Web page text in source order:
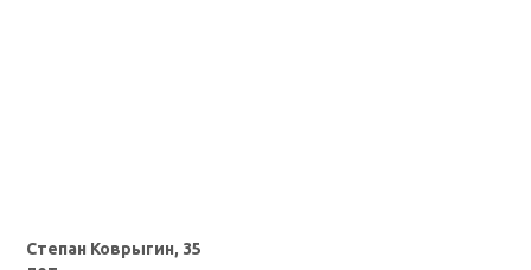
Степан Коврыгин, 35